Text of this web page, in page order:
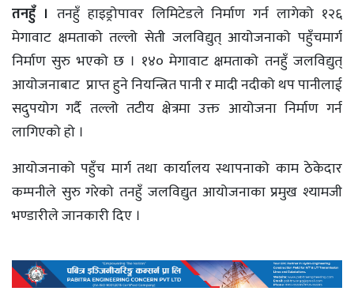
ऊर्जा
विशेष
तनहुँ । तनहुँ हाइड्रोपावर लिमिटेडले निर्माण गर्न लागेको १२६
मेगावाट क्षमताको तल्लो सेती जलविद्युत् आयोजनाको पहुँचमार्ग
निर्माण सुरु भएको छ । १४० मेगावाट क्षमताको तनहुँ जलविद्युत्
आयोजनाबाट प्राप्त हुने नियन्त्रित पानी र मादी नदीको थप पानीलाई
सदुपयोग गर्दै तल्लो तटीय क्षेत्रमा उक्त आयोजना निर्माण गर्न
लागिएको हो ।
आयोजनाको पहुँच मार्ग तथा कार्यालय स्थापनाको काम ठेकेदार
कम्पनीले सुरु गरेको तनहुँ जलविद्युत आयोजनाका प्रमुख श्यामजी
भण्डारीले जानकारी दिए ।